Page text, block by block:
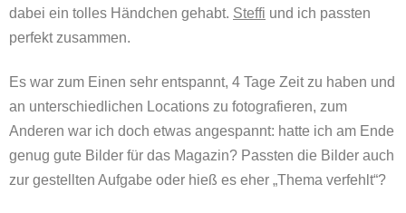
dabei ein tolles Händchen gehabt. Steffi und ich passten
perfekt zusammen.
Es war zum Einen sehr entspannt, 4 Tage Zeit zu haben und
an unterschiedlichen Locations zu fotografieren, zum
Anderen war ich doch etwas angespannt: hatte ich am Ende
genug gute Bilder für das Magazin? Passten die Bilder auch
zur gestellten Aufgabe oder hieß es eher „Thema verfehlt“?